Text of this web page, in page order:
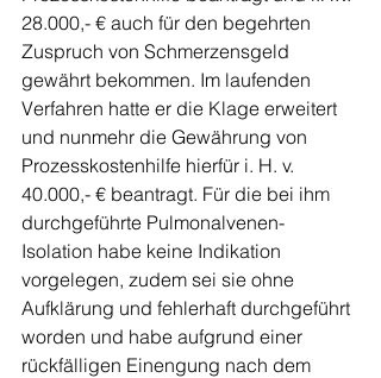
28.000,- € auch für den begehrten
Zuspruch von Schmerzensgeld
gewährt bekommen. Im laufenden
Verfahren hatte er die Klage erweitert
und nunmehr die Gewährung von
Prozesskostenhilfe hierfür i. H. v.
40.000,- € beantragt. Für die bei ihm
durchgeführte Pulmonalvenen-
Isolation habe keine Indikation
vorgelegen, zudem sei sie ohne
Aufklärung und fehlerhaft durchgeführt
worden und habe aufgrund einer
rückfälligen Einengung nach dem